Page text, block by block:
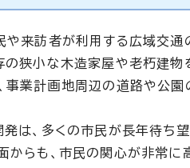
や来訪者が利用する広域交
の狭小な木造家屋や老朽建
事業計画地周辺の道路や公
発は、多くの市民が長年待ち
からも、市民の関心が非常に